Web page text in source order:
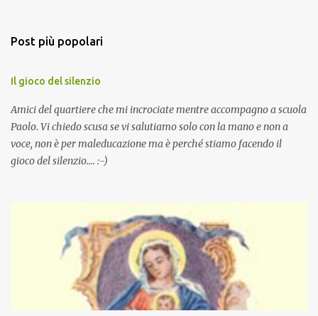
Post più popolari
Il gioco del silenzio
Amici del quartiere che mi incrociate mentre accompagno a scuola
Paolo. Vi chiedo scusa se vi salutiamo solo con la mano e non a
voce, non è per maleducazione ma è perché stiamo facendo il
gioco del silenzio.... :-)